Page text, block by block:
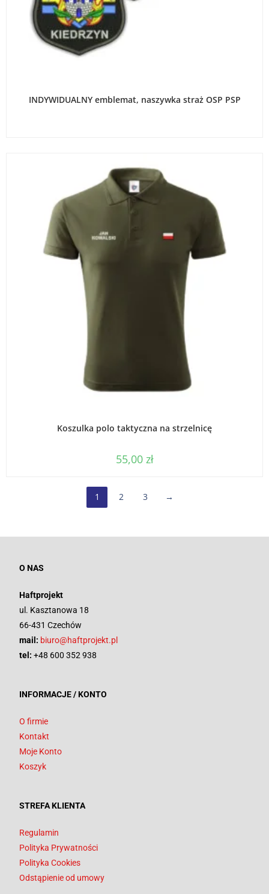
INDYWIDUALNY emblemat, naszywka straż OSP PSP
Koszulka polo taktyczna na strzelnicę
55,00 zł
1 2 3 →
O NAS
Haftprojekt
ul. Kasztanowa 18
66-431 Czechów
mail: biuro@haftprojekt.pl
tel: +48 600 352 938
INFORMACJE / KONTO
O firmie
Kontakt
Moje Konto
Koszyk
STREFA KLIENTA
Regulamin
Polityka Prywatności
Polityka Cookies
Odstąpienie od umowy